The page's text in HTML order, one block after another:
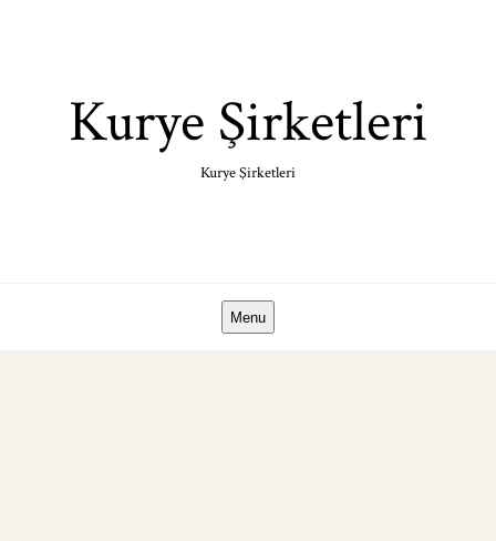
Kurye Şirketleri
Kurye Şirketleri
Menu